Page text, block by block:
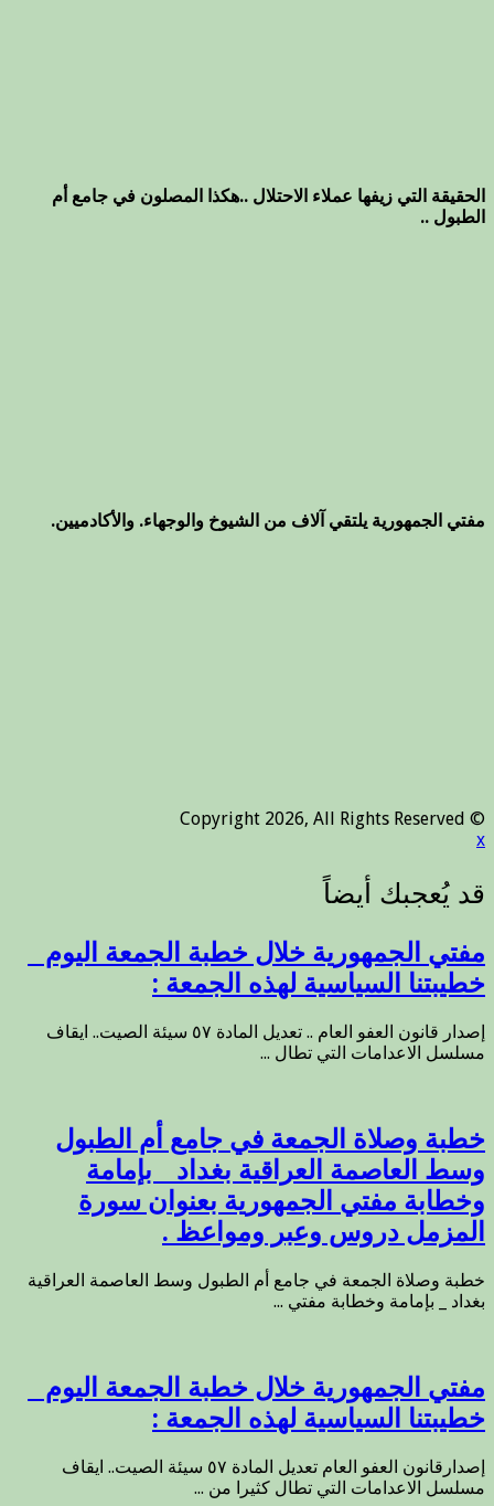
الحقيقة التي زيفها عملاء الاحتلال ..هكذا المصلون في جامع أم
الطبول ..
مفتي الجمهورية يلتقي آلاف من الشيوخ والوجهاء. والأكادميين.
© Copyright 2026, All Rights Reserved
x
مفتي الجمهورية خلال خطبة الجمعة اليوم _
خطيبتنا السياسية لهذه الجمعة :
إصدار قانون العفو العام .. تعديل المادة ٥٧ سيئة الصيت.. ايقاف
مسلسل الاعدامات التي تطال ...
خطبة وصلاة الجمعة في جامع أم الطبول
وسط العاصمة العراقية بغداد _ بإمامة
وخطابة مفتي الجمهورية بعنوان سورة
المزمل دروس وعبر ومواعظ .
خطبة وصلاة الجمعة في جامع أم الطبول وسط العاصمة العراقية
بغداد _ بإمامة وخطابة مفتي ...
مفتي الجمهورية خلال خطبة الجمعة اليوم _
خطيبتنا السياسية لهذه الجمعة :
إصدارقانون العفو العام تعديل المادة ٥٧ سيئة الصيت.. ايقاف
مسلسل الاعدامات التي تطال كثيرا من ...